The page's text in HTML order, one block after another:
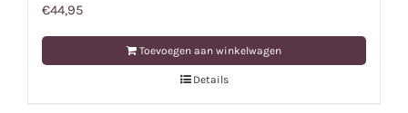
€44,95
Toevoegen aan winkelwagen
Details